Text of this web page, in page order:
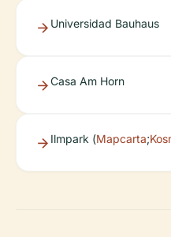
Universidad Bauhaus
Casa Am Horn
Ilmpark (Mapcarta;